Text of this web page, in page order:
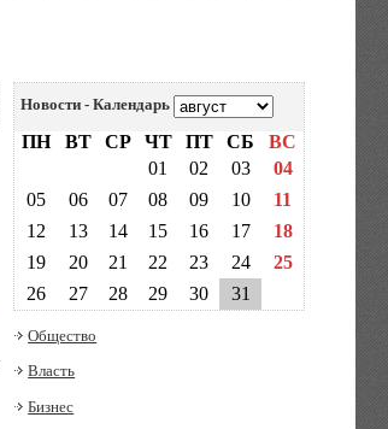
Новости - Календарь
ПН ВТ СР ЧТ ПТ СБ
ВС
01
02 03
04
05
06 07 08 09 10
11
12
13 14 15 16 17
18
19
20 21 22 23 24
25
26
27 28 29 30 31
Общество
Власть
Бизнес